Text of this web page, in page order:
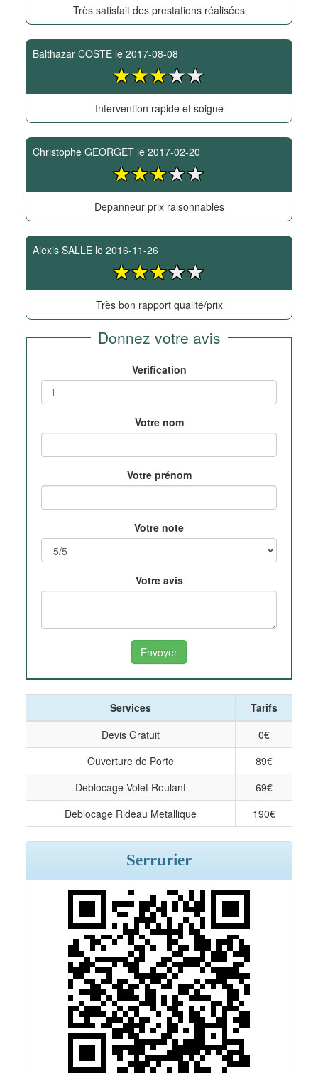
Très satisfait des prestations réalisées
Balthazar COSTE le 2017-08-08
Intervention rapide et soigné
Christophe GEORGET le 2017-02-20
Depanneur prix raisonnables
Alexis SALLE le 2016-11-26
Très bon rapport qualité/prix
Donnez votre avis
Verification
Votre nom
Votre prénom
Votre note
Votre avis
Services
Tarifs
Devis Gratuit
0€
Ouverture de Porte
89€
Deblocage Volet Roulant
69€
Deblocage Rideau Metallique
190€
Serrurier